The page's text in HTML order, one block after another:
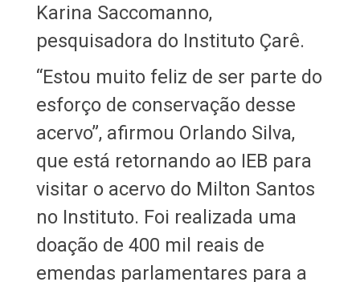
Karina Saccomanno,
pesquisadora do Instituto Çarê.
“Estou muito feliz de ser parte do
esforço de conservação desse
acervo”, afirmou Orlando Silva,
que está retornando ao IEB para
visitar o acervo do Milton Santos
no Instituto. Foi realizada uma
doação de 400 mil reais de
emendas parlamentares para a